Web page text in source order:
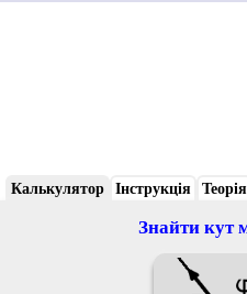
Калькулятор Інструкція Теорія
Знайти кут